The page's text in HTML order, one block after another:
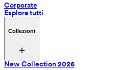
Corporate
Esplora tutti
Collezioni
New Collection 2026